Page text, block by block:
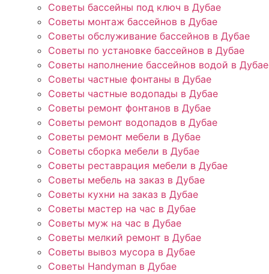
Советы бассейны под ключ в Дубае
Советы монтаж бассейнов в Дубае
Советы обслуживание бассейнов в Дубае
Советы по установке бассейнов в Дубае
Советы наполнение бассейнов водой в Дубае
Советы частные фонтаны в Дубае
Советы частные водопады в Дубае
Советы ремонт фонтанов в Дубае
Советы ремонт водопадов в Дубае
Советы ремонт мебели в Дубае
Советы сборка мебели в Дубае
Советы реставрация мебели в Дубае
Советы мебель на заказ в Дубае
Советы кухни на заказ в Дубае
Советы мастер на час в Дубае
Советы муж на час в Дубае
Советы мелкий ремонт в Дубае
Советы вывоз мусора в Дубае
Советы Handyman в Дубае